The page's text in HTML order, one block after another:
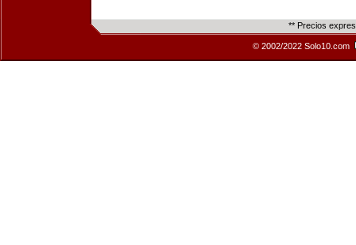
** Precios
© 2002/2022 Solo10.com